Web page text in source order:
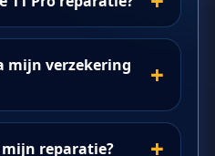
mijn verzekering
reparatie?